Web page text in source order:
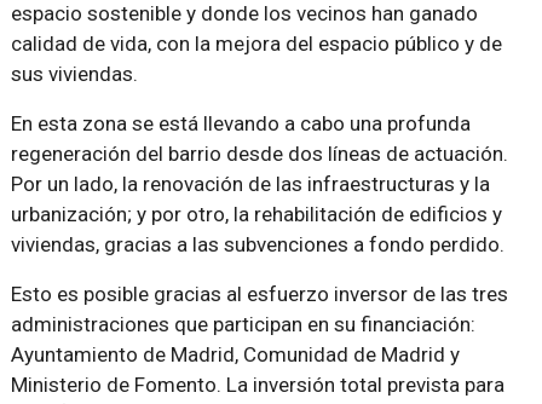
espacio sostenible y donde los vecinos han ganado
calidad de vida, con la mejora del espacio público y de
sus viviendas.
En esta zona se está llevando a cabo una profunda
regeneración del barrio desde dos líneas de actuación.
Por un lado, la renovación de las infraestructuras y la
urbanización; y por otro, la rehabilitación de edificios y
viviendas, gracias a las subvenciones a fondo perdido.
Esto es posible gracias al esfuerzo inversor de las tres
administraciones que participan en su financiación:
Ayuntamiento de Madrid, Comunidad de Madrid y
Ministerio de Fomento. La inversión total prevista para